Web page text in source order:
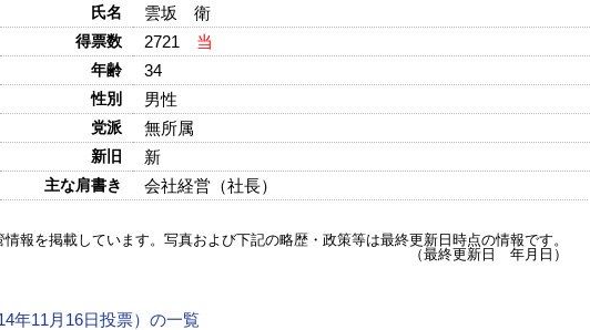
氏名 雲坂 衛
得票数 2721 当
年齢 34
性別 男性
党派 無所属
新旧 新
主な肩書き 会社経営（社長）
情報を掲載しています。写真および下記の略歴・政策等は最終更新日時点の情報です。
（最終更新日 年月日）
年11月16日投票）の一覧